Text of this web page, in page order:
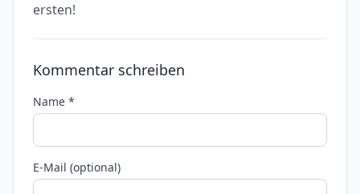
ersten!
Kommentar schreiben
Name *
E-Mail (optional)